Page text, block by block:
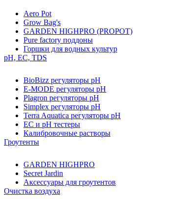
Aero Pot
Grow Bag's
GARDEN HIGHPRO (PROPOT)
Pure factory поддоны
Горшки для водных культур
pH, EC, TDS
BioBizz регуляторы pH
E-MODE регуляторы pH
Plagron регуляторы pH
Simplex регуляторы pH
Terra Aquatica регуляторы pH
EC и pH тестеры
Калибровочные растворы
Гроутенты
GARDEN HIGHPRO
Secret Jardin
Аксессуары для гроутентов
Очистка воздуха